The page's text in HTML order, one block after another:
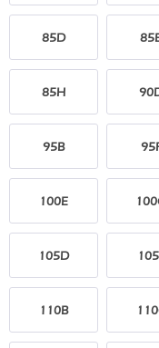
85D
85H
95B
100E
105D
110B